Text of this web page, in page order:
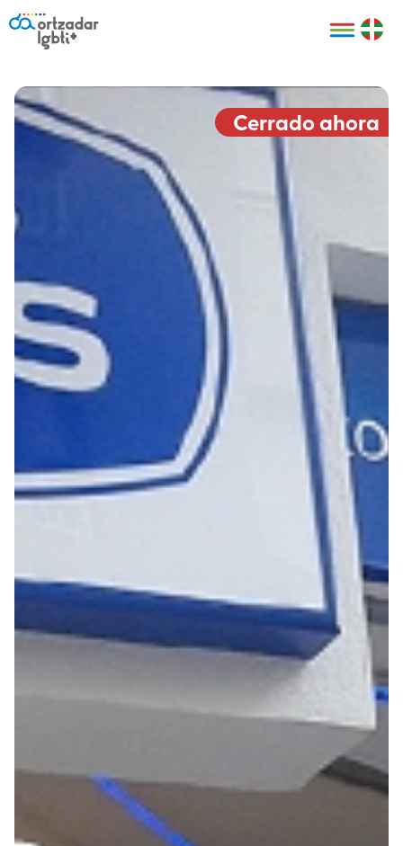
Personas
Bilbao Bizkaia
HARRO
HARROladies
Sariak
Visitas guiadas
LGTBI+
Te ayudamos
Denuncia
Mapa de Puntos
Certificado
empresarial
Red de puntos
seguros LGBTI+
Registro
Formación
Formación
HARROkids
Accede a tu
Prensa
Sala de prensa
Cerrado ahora